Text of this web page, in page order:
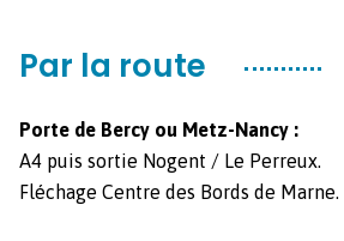
Par la route
Porte de Bercy ou Metz-Nan­cy :
A4 puis sor­tie Nogent / Le Per­reux.
Fléchage Cen­tre des Bor­ds de Marne.